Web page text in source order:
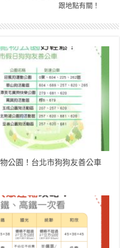
跟地點有關！
公園！台北市狗狗友善公車